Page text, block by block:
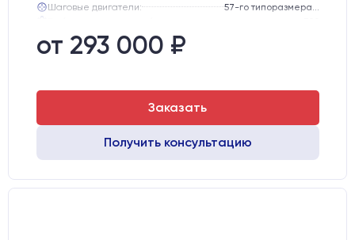
Шаговые двигатели:
Направляющие оси Y:
Направляющие оси Х:
от 293 000 ₽
Заказать
Получить консультацию